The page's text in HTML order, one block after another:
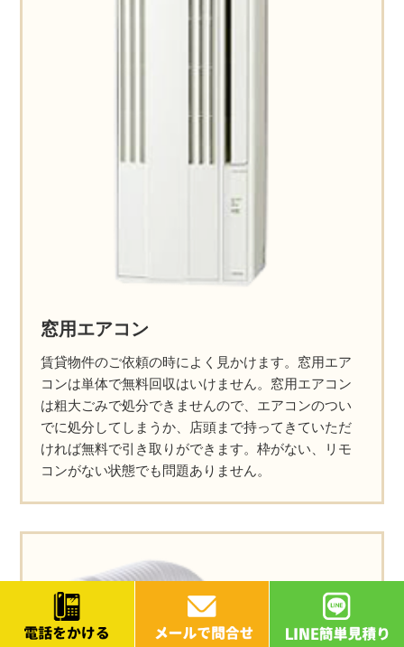
窓用エアコン
賃貸物件のご依頼の時によく見かけます。窓用エア
コンは単体で無料回収はいけません。窓用エアコン
は粗大ごみで処分できませんので、エアコンのつい
でに処分してしまうか、店頭まで持ってきていただ
ければ無料で引き取りができます。枠がない、リモ
コンがない状態でも問題ありません。